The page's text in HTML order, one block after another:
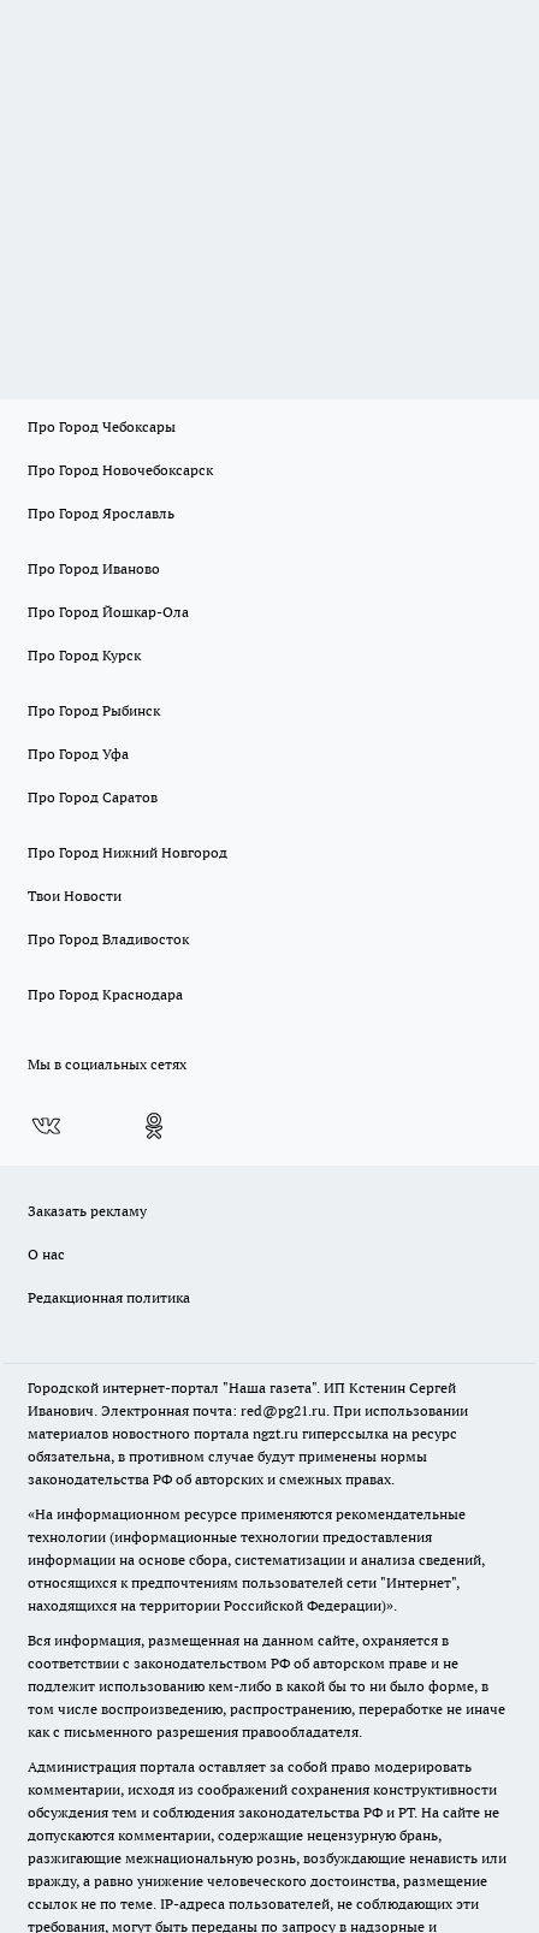
Про Город Чебоксары
Про Город Новочебоксарск
Про Город Ярославль
Про Город Иваново
Про Город Йошкар-Ола
Про Город Курск
Про Город Рыбинск
Про Город Уфа
Про Город Саратов
Про Город Нижний Новгород
Твои Новости
Про Город Владивосток
Про Город Краснодара
Мы в социальных сетях
Заказать рекламу
О нас
Редакционная политика
Городской интернет-портал "Наша газета". ИП Кстенин Сергей
Иванович. Электронная почта: red@pg21.ru. При использовании
материалов новостного портала ngzt.ru гиперссылка на ресурс
обязательна, в противном случае будут применены нормы
законодательства РФ об авторских и смежных правах.
«На информационном ресурсе применяются рекомендательные
технологии (информационные технологии предоставления
информации на основе сбора, систематизации и анализа сведений,
относящихся к предпочтениям пользователей сети "Интернет",
находящихся на территории Российской Федерации)».
Вся информация, размещенная на данном сайте, охраняется в
соответствии с законодательством РФ об авторском праве и не
подлежит использованию кем-либо в какой бы то ни было форме, в
том числе воспроизведению, распространению, переработке не иначе
как с письменного разрешения правообладателя.
Администрация портала оставляет за собой право модерировать
комментарии, исходя из соображений сохранения конструктивности
обсуждения тем и соблюдения законодательства РФ и РТ. На сайте не
допускаются комментарии, содержащие нецензурную брань,
разжигающие межнациональную рознь, возбуждающие ненависть или
вражду, а равно унижение человеческого достоинства, размещение
ссылок не по теме. IP-адреса пользователей, не соблюдающих эти
требования, могут быть переданы по запросу в надзорные и